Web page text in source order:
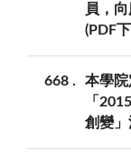
員，
(PDF
668
本學
「
創變」